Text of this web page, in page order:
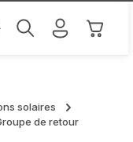
Le
solaires
de retour